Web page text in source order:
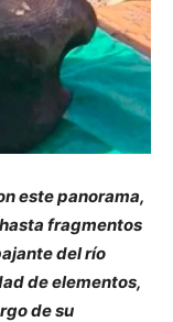
este panorama,
fragmentos
del río
de elementos,
de su